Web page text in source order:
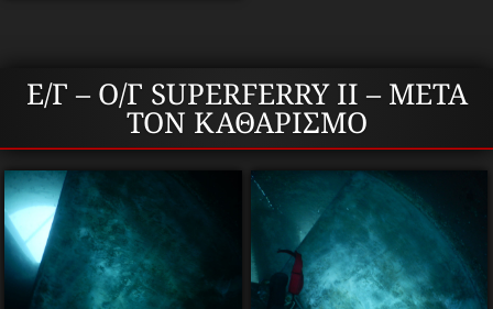
Ε/Γ – Ο/Γ SUPERFERRY II – ΜΕΤΑ
ΤΟΝ ΚΑΘΑΡΙΣΜΟ